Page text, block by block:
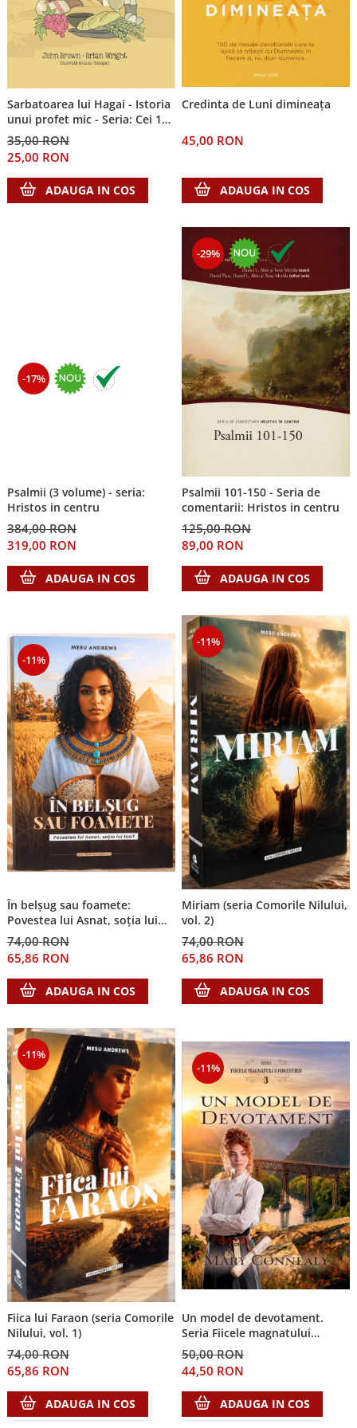
Sarbatoarea lui Hagai - Istoria
unui profet mic - Seria: Cei 12
cutezatori
35,00 RON
25,00 RON
ADAUGA IN COS
Credinta de Luni dimineața
45,00 RON
ADAUGA IN COS
-17%
Psalmii (3 volume) - seria:
Hristos in centru
384,00 RON
319,00 RON
ADAUGA IN COS
-29%
Psalmii 101-150 - Seria de
comentarii: Hristos in centru
125,00 RON
89,00 RON
ADAUGA IN COS
-11%
În belșug sau foamete:
Povestea lui Asnat, soția lui
Iosif (Seria Cronicile Egiptului,
vol. 2)
74,00 RON
65,86 RON
ADAUGA IN COS
-11%
Miriam (seria Comorile Nilului,
vol. 2)
74,00 RON
65,86 RON
ADAUGA IN COS
-11%
Fiica lui Faraon (seria Comorile
Nilului, vol. 1)
74,00 RON
65,86 RON
ADAUGA IN COS
-11%
Un model de devotament.
Seria Fiicele magnatului
forestier 3
50,00 RON
44,50 RON
ADAUGA IN COS